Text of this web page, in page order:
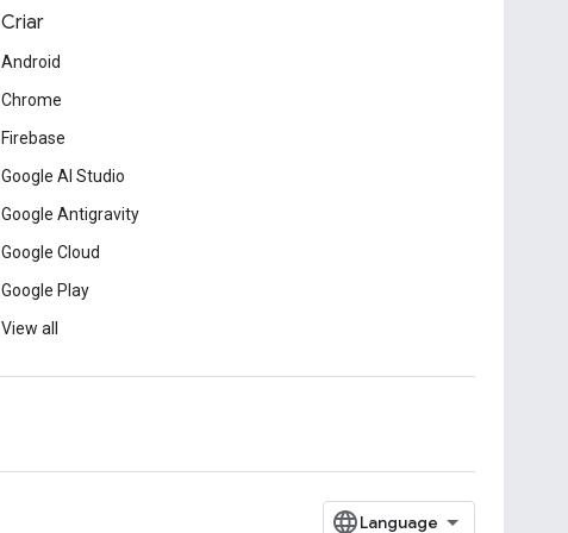
Criar
Android
Chrome
Firebase
Google AI Studio
Google Antigravity
Google Cloud
Google Play
View all